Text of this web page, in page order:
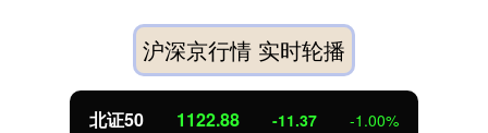
沪深京行情 实时轮播
北证50 1122.88 -11.37 -1.00%